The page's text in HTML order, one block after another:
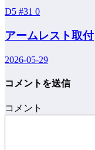
D5 #31 0
アームレスト取付
2026-05-29
コメントを送信
コメント